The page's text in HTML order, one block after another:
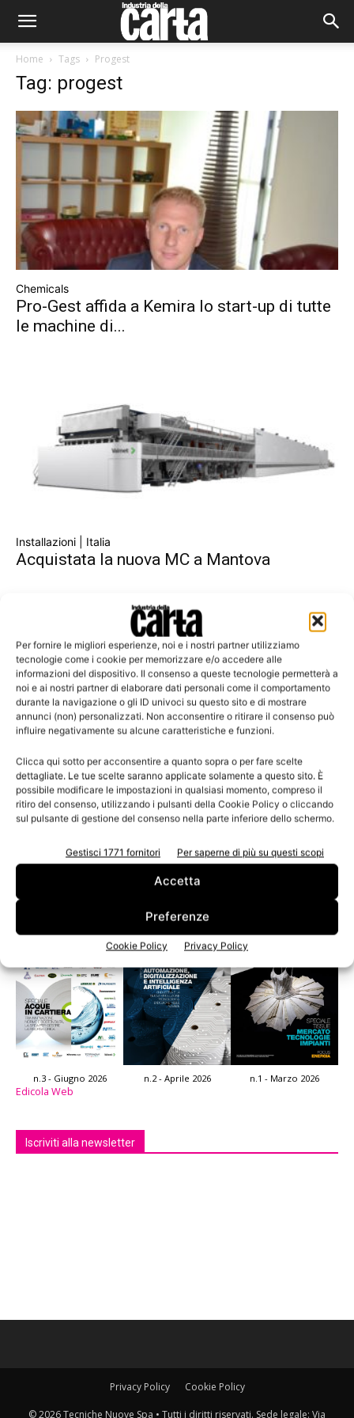
Per fornire le migliori esperienze, noi e i nostri partner utilizziamo
tecnologie come i cookie per memorizzare e/o accedere alle
informazioni del dispositivo. Il consenso a queste tecnologie permetterà a
noi e ai nostri partner di elaborare dati personali come il comportamento
durante la navigazione o gli ID univoci su questo sito e di mostrare
annunci (non) personalizzati. Non acconsentire o ritirare il consenso può
influire negativamente su alcune caratteristiche e funzioni.
Clicca qui sotto per acconsentire a quanto sopra o per fare scelte
dettagliate. Le tue scelte saranno applicate solamente a questo sito. È
possibile modificare le impostazioni in qualsiasi momento, compreso il
ritiro del consenso, utilizzando i pulsanti della Cookie Policy o cliccando
sul pulsante di gestione del consenso nella parte inferiore dello schermo.
Gestisci 1771 fornitori Per saperne di più su questi scopi
Accetta
Preferenze
Cookie Policy Privacy Policy
Home Tags Progest
Tag: progest
Chemicals
Pro-Gest affida a Kemira lo start-up di tutte
le machine di...
Installazioni | Italia
Acquistata la nuova MC a Mantova
Acquisizioni
Giusti e Cartonificio Fiorentino salvate da
Pro-Gest
n.3 - Giugno 2026 n.2 - Aprile 2026 n.1 - Marzo 2026
Edicola Web
Iscriviti alla newsletter
Privacy Policy Cookie Policy
© 2026 Tecniche Nuove Spa • Tutti i diritti riservati. Sede legale: Via